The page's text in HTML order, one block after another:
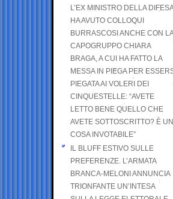
L’EX MINISTRO DELLA DIFESA
HA AVUTO COLLOQUI
BURRASCOSI ANCHE CON LA
CAPOGRUPPO CHIARA
BRAGA, A CUI HA FATTO LA
MESSA IN PIEGA PER
PIEGATA AI VOLERI DEI
CINQUESTELLE: “AVETE
LETTO BENE QUELLO CHE
AVETE SOTTOSCRITTO? È
COSA INVOTABILE”
IL BLUFF ESTIVO SULLE
PREFERENZE. L’ARMATA
BRANCA-MELONI ANNUNCIA
TRIONFANTE UN’INTESA